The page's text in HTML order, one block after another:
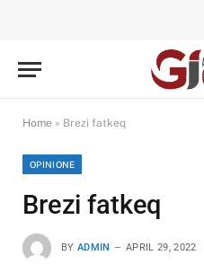
Home » Brezi fatkeq
OPINIONE
Brezi fatkeq
BY ADMIN APRIL 29, 2022